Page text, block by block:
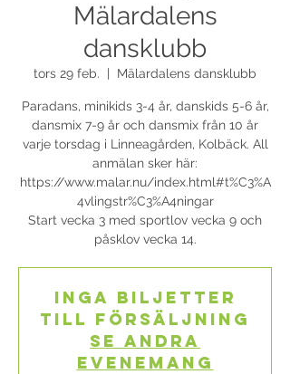
Mälardalens
dansklubb
tors 29 feb. Mälardalens dansklubb
Paradans, minikids 3-4 år, danskids 5-6 år,
dansmix 7-9 år och dansmix från 10 år
varje torsdag i Linneagården, Kolbäck. All
anmälan sker här:
https://www.malar.nu/index.html#t%C3%A
4vlingstr%C3%A4ningar
Start vecka 3 med sportlov vecka 9 och
påsklov vecka 14.
Inga biljetter
till försäljning
Se andra
evenemang